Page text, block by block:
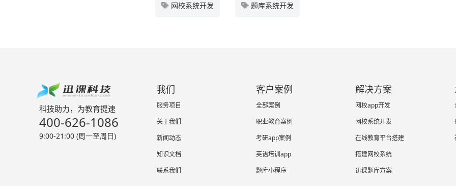
网校系统开发 题库系统开发
科技助力，为教育提速
400-626-1086
9:00-21:00 (周一至周日)
我们
服务项目
关于我们
新闻动态
知识文档
联系我们
客户案例
全部案例
职业教育案例
考研app案例
英语培训app
题库小程序
解决方案
网校app开发
网校系统开发
在线教育平台搭建
搭建网校系统
迅课题库方案